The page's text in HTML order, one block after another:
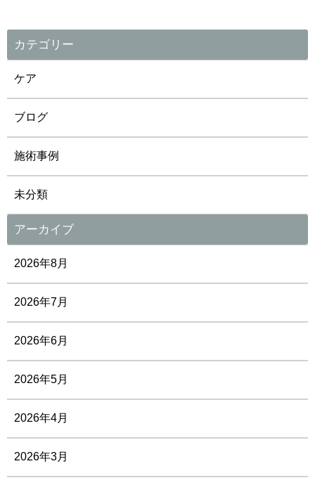
カテゴリー
ケア
ブログ
施術事例
未分類
アーカイブ
2026年8月
2026年7月
2026年6月
2026年5月
2026年4月
2026年3月